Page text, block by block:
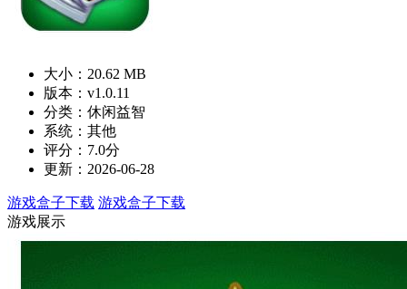
大小：20.62 MB
版本：v1.0.11
分类：休闲益智
系统：其他
评分：7.0分
更新：2026-06-28
游戏盒子下载 游戏盒子下载
游戏展示